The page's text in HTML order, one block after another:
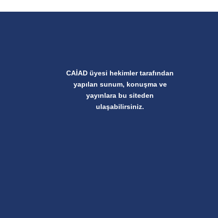
CAİAD üyesi hekimler tarafından
yapılan sunum, konuşma ve
yayınlara bu siteden
ulaşabilirsiniz.